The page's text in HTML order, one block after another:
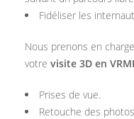
Fidéliser les
Nous prenons en
votre visite 3D en
Prises de vue.
Retouche des